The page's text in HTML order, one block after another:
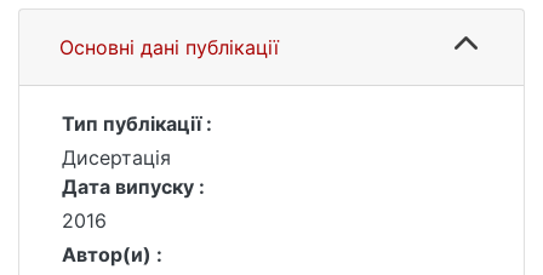
Основні дані публікації
Тип публікації :
Дисертація
Дата випуску :
2016
Автор(и) :